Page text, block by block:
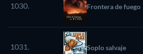
1030. Frontera de fuego
1031. Soplo salvaje